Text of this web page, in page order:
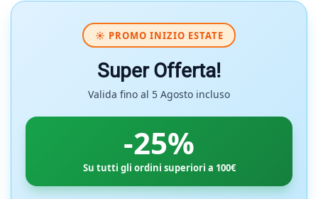
☀️ PROMO INIZIO ESTATE
Super Offerta!
Valida fino al 5 Agosto incluso
-25%
Su tutti gli ordini superiori a 100€